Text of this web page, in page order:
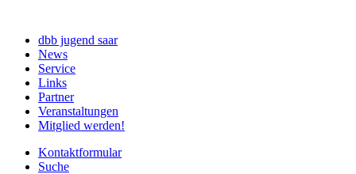
dbb jugend saar
News
Service
Links
Partner
Veranstaltungen
Mitglied werden!
Kontaktformular
Suche